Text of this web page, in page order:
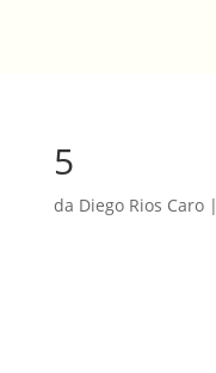
5
da Diego Rios Caro|